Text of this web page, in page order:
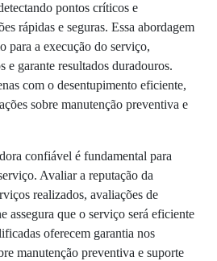
pontos críticos e
rápidas e seguras. Essa abordagem
para a execução do serviço,
e garante resultados duradouros.
com o desentupimento eficiente,
sobre manutenção preventiva e
confiável é fundamental para
Avaliar a reputação da
realizados, avaliações de
assegura que o serviço será eficiente
oferecem garantia nos
manutenção preventiva e suporte